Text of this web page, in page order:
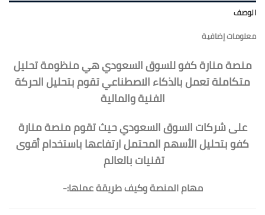
الوصف
معلومات إضافية
منصة منارة كفو للسوق السعودي هي منظومة تحليل
متكاملة تعمل بالذكاء الاصطناعي تقوم بتحليل الحركة
الفنية والمالية
على شركات السوق السعودي حيث تقوم منصة منارة
كفو بتحليل الأسهم المحتمل ارتفاعها باستخدام أقوى
تقنيات بالعالم
مهام المنصة وكيف طريقة عملها:-